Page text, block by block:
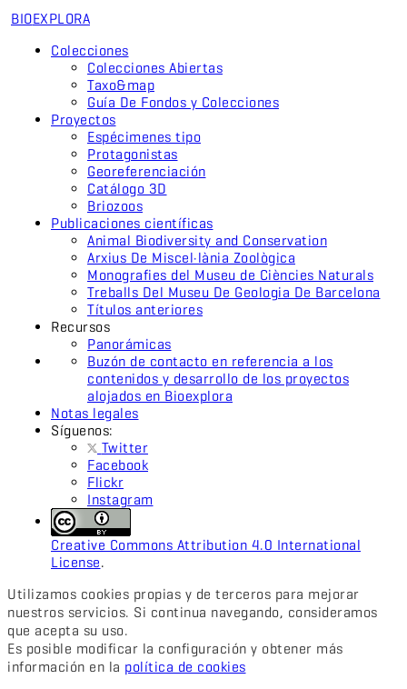
BIOEXPLORA
Colecciones
Colecciones Abiertas
Taxo&map
Guía De Fondos y Colecciones
Proyectos
Espécimenes tipo
Protagonistas
Georeferenciación
Catálogo 3D
Briozoos
Publicaciones científicas
Animal Biodiversity and Conservation
Arxius De Miscel·lània Zoològica
Monografies del Museu de Ciències Naturals
Treballs Del Museu De Geologia De Barcelona
Títulos anteriores
Recursos
Panorámicas
Buzón de contacto en referencia a los
contenidos y desarrollo de los proyectos
alojados en Bioexplora
Notas legales
Síguenos:
Twitter
Facebook
Flickr
Instagram
Creative Commons Attribution 4.0 International
License.
Utilizamos cookies propias y de terceros para mejorar
nuestros servicios. Si continua navegando, consideramos
que acepta su uso.
Es posible modificar la configuración y obtener más
información en la política de cookies